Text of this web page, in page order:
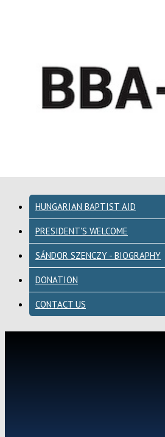
HUNGARIAN BAPTIST AID
PRESIDENT'S WELCOME
SÁNDOR SZENCZY - BIOGRAPHY
DONATION
CONTACT US